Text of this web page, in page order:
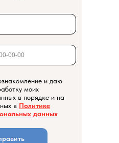
и даю
моих
в порядке и на
в Политике
данных